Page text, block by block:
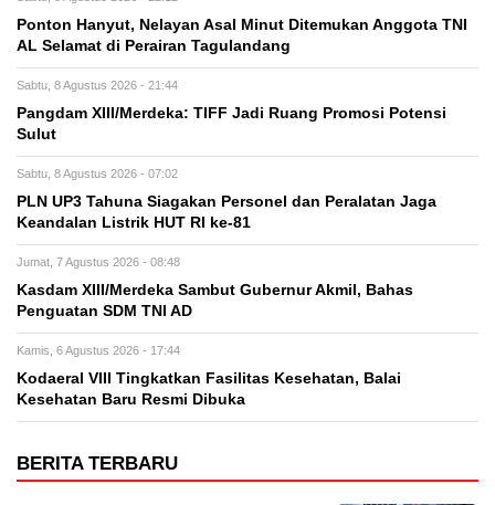
Ponton Hanyut, Nelayan Asal Minut Ditemukan Anggota TNI
AL Selamat di Perairan Tagulandang
Sabtu, 8 Agustus 2026 - 21:44
Pangdam XIII/Merdeka: TIFF Jadi Ruang Promosi Potensi
Sulut
Sabtu, 8 Agustus 2026 - 07:02
PLN UP3 Tahuna Siagakan Personel dan Peralatan Jaga
Keandalan Listrik HUT RI ke-81
Jumat, 7 Agustus 2026 - 08:48
Kasdam XIII/Merdeka Sambut Gubernur Akmil, Bahas
Penguatan SDM TNI AD
Kamis, 6 Agustus 2026 - 17:44
Kodaeral VIII Tingkatkan Fasilitas Kesehatan, Balai
Kesehatan Baru Resmi Dibuka
BERITA TERBARU